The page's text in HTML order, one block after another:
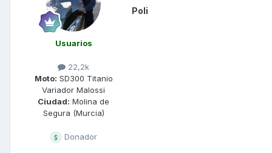
Usuarios
22,2k
Moto: SD300 Titanio
Variador Malossi
Ciudad: Molina de
Segura (Murcia)
Donador
Poli